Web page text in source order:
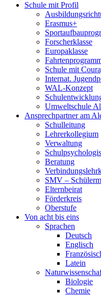
Schule mit Profil
Erasmus+
Forscherklasse
Europaklasse
Schule mit
Internat.
WAL-Konzept
Umweltschule
Ansprechpartner am
Schulleitung
Lehrerkollegium
Verwaltung
Beratung
SMV –
Elternbeirat
Förderkreis
Oberstufe
Von acht bis eins
Sprachen
Deutsch
Englisch
Latein
Biologie
Chemie